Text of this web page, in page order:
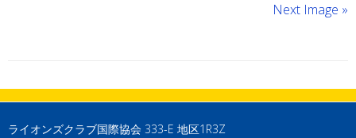
Next Image »
ライオンズクラブ国際協会 333-E 地区1R3Z